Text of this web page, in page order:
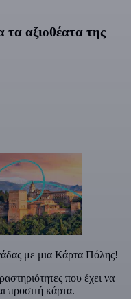
τα αξιοθέατα της
με μια Κάρτα Πόλης!
που έχει να
προσιτή κάρτα.